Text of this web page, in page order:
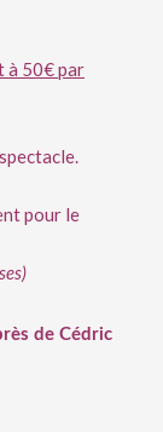
à 50€ par
pour le
de Cédric